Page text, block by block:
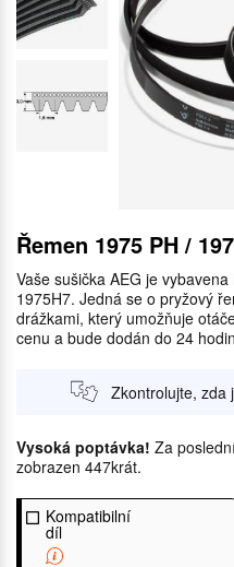
Řemen 1975 PH /
Vaše sušička AEG je
1975H7. Jedná se o pryžový
drážkami, který umožňuje
cenu a bude dodán do 24
Zkontrolujte, zda
Vysoká poptávka! Za
zobrazen 447krát.
Kompatibilní
díl